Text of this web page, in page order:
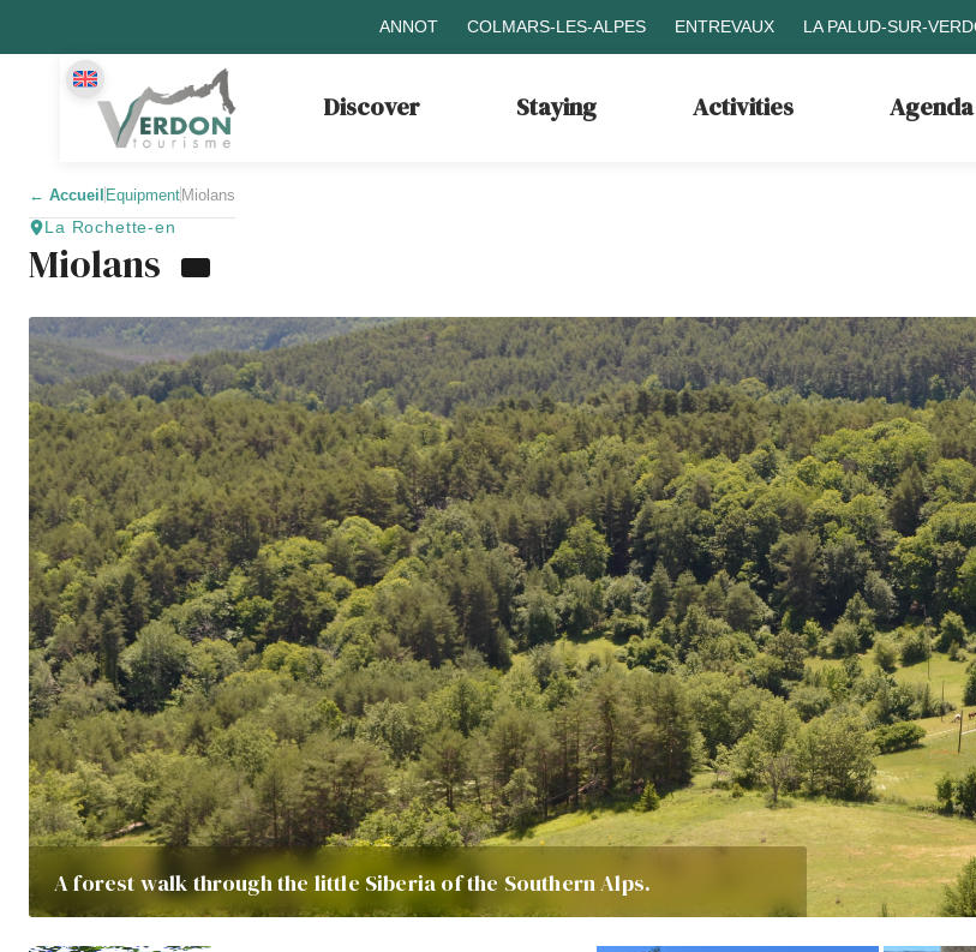
ANNOT COLMARS-LES-ALPES ENTREVAUX LA PALUD-SUR-
Discover Staying Activities Agenda
← Accueil EquipmentMiolans
La Rochette-en
Miolans
A forest walk through the little Siberia of the Southern Alps.